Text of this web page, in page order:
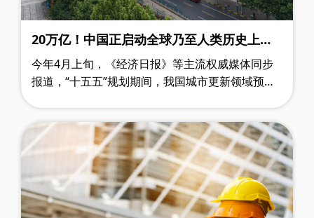
20万亿！中国正启动全球乃至人类历史上规
模最大的“城市更新工程”
今年4月上旬，《经济日报》等主流权威媒体同步
报道，“十五五”规划期间，我国城市更新领域预计